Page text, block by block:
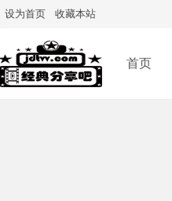
设为首页 收藏本站
首页